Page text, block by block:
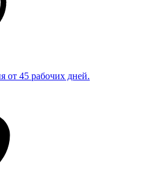
от 45 рабочих дней.